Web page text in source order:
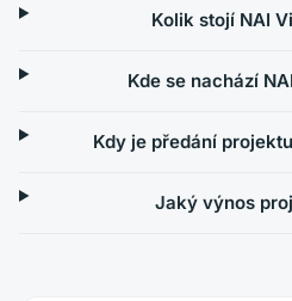
Kolik stojí NAI
Kde se nachází
Kdy je předání
Jaký výnos